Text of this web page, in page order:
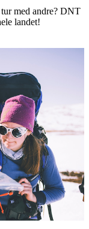
med andre? DNT
landet!